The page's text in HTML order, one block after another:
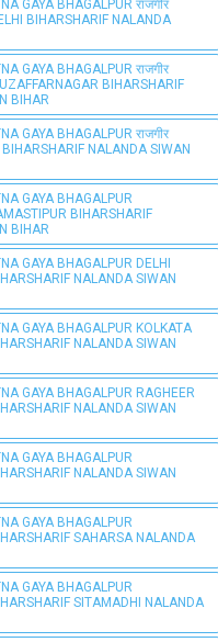
GAYA BHAGALPUR राजगीर
BIHARSHARIF NALANDA
GAYA BHAGALPUR राजगीर
BIHARSHARIF
BIHAR
GAYA BHAGALPUR राजगीर
NALANDA SIWAN
GAYA BHAGALPUR
BIHARSHARIF
BIHAR
GAYA BHAGALPUR DELHI
NALANDA SIWAN
GAYA BHAGALPUR KOLKATA
NALANDA SIWAN
GAYA BHAGALPUR RAGHEER
NALANDA SIWAN
GAYA BHAGALPUR
NALANDA SIWAN
GAYA BHAGALPUR
SAHARSA NALANDA
GAYA BHAGALPUR
SITAMADHI NALANDA